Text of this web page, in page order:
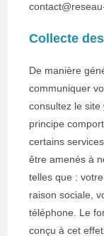
Collecte
De manière
communiquer
consultez le site
principe
certains
être amenés à
telles que :
raison sociale,
téléphone. Le
conçu à cet effet.